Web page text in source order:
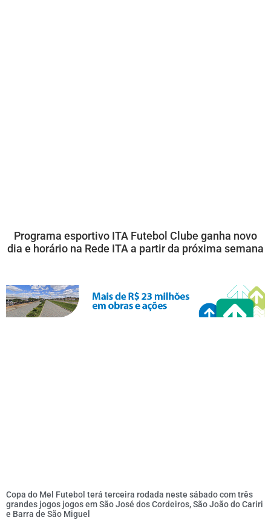
Programa esportivo ITA Futebol Clube ganha novo
dia e horário na Rede ITA a partir da próxima semana
Copa do Mel Futebol terá terceira rodada neste sábado com três
grandes jogos jogos em São José dos Cordeiros, São João do Cariri
e Barra de São Miguel